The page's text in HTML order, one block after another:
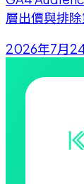
層出價與排
2026年7月